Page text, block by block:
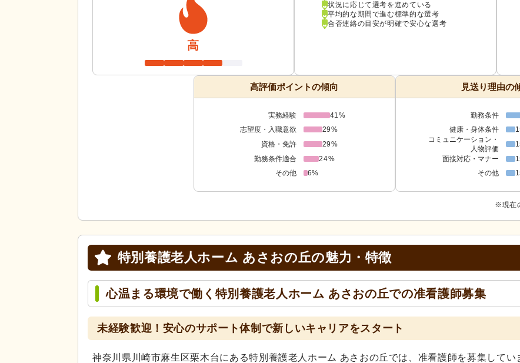
高
状況に応じて選考を進めている
平均的な期間で進む標準的な選考
合否連絡の目安が明確で安心な選考
高評価ポイントの傾向
実務経験
41%
志望度・入職意欲
29%
資格・免許
29%
勤務条件適合
24%
その他
6%
見送り理由の
勤務条件
健康・身体条件
コミュニケーション・
人物評価
面接対応・マナー
その他
※現在
特別養護老人ホーム あさおの丘の魅力・特徴
心温まる環境で働く特別養護老人ホーム あさおの丘での准看護師募集
未経験歓迎！安心のサポート体制で新しいキャリアをスタート
神奈川県川崎市麻生区栗木台にある特別養護老人ホーム あさおの丘では、准看護師を募集してい